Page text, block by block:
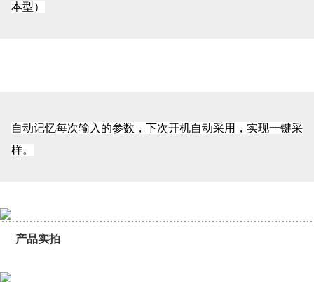
本型）
自动记忆每次输入的参数，下次开机自动采用，实现一键采
样。
产品实拍